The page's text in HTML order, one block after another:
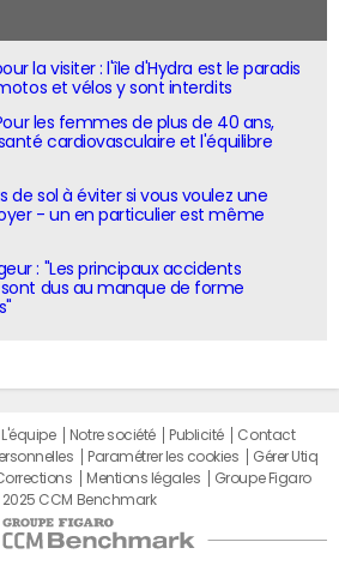
la visiter : l'île d'Hydra est le paradis
et vélos y sont interdits
les femmes de plus de 40 ans,
cardiovasculaire et l'équilibre
de sol à éviter si vous voulez une
- un en particulier est même
: "Les principaux accidents
dus au manque de forme
L'équipe Notre société Publicité
Contact
Paramétrer les cookies
Gérer Utiq
Mentions légales
Groupe Figaro
CCM Benchmark